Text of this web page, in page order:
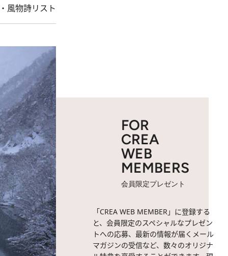
風物詩リスト
FOR
CREA
WEB
MEMBERS
会員限定プレゼント
「CREA WEB MEMBER」に登録する
と、会員限定のスペシャルなプレゼン
トへの応募、最新の情報が届くメール
マガジンの受信など、数々のオリジナ